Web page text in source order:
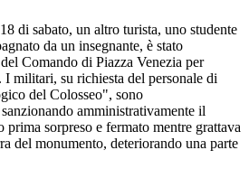
di sabato, un altro turista, uno studente
da un insegnante, è stato
Comando di Piazza Venezia per
I militari, su richiesta del personale di
del Colosseo", sono
amministrativamente il
prima sorpreso e fermato mentre grattava
del monumento, deteriorando una parte